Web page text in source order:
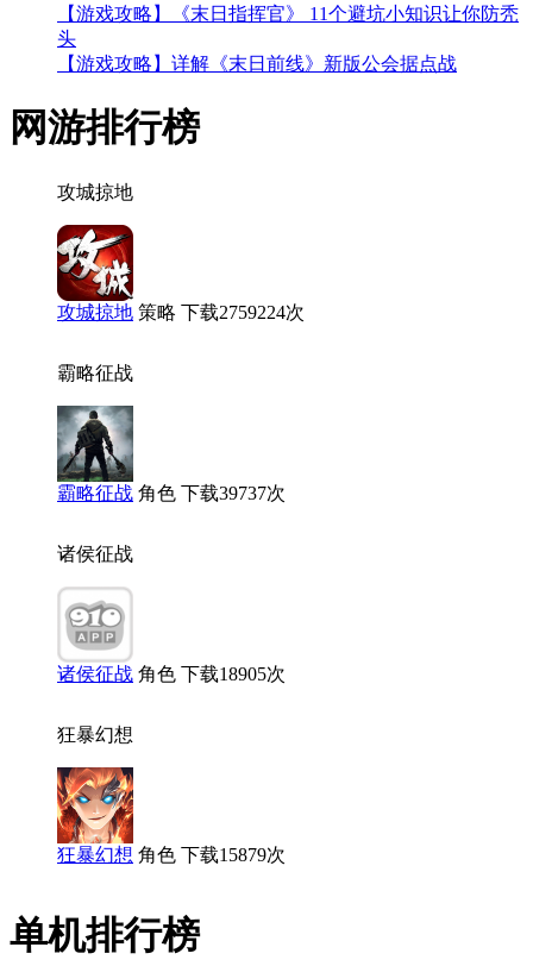
【游戏攻略】《末日指挥官》 11个避坑小知识让你防秃
头
【游戏攻略】详解《末日前线》新版公会据点战
网游排行榜
攻城掠地
攻城掠地 策略 下载2759224次
霸略征战
霸略征战 角色 下载39737次
诸侯征战
诸侯征战 角色 下载18905次
狂暴幻想
狂暴幻想 角色 下载15879次
单机排行榜